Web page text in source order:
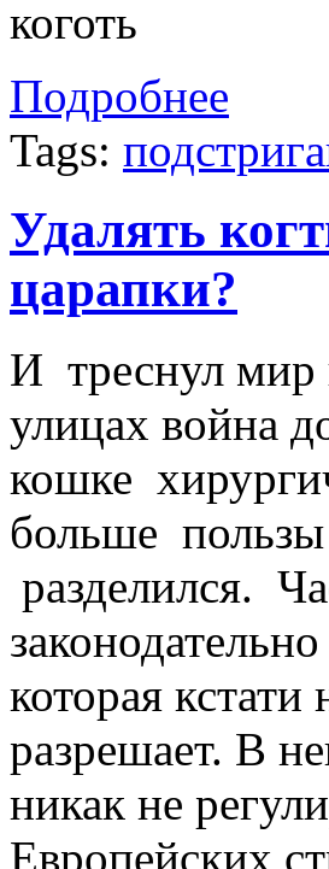
Подробнее
Tags:
Удалять
царапки?
И треснул мир
улицах война
кошке
больше
разделился.
которая
разрешает. В
никак не
Европейских